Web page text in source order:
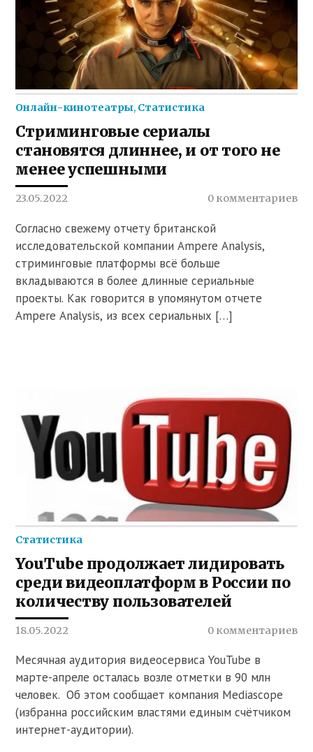
Онлайн-кинотеатры, Статистика
Стриминговые сериалы
становятся длиннее, и от того не
менее успешными
23.05.2022 0 комментариев
Согласно свежему отчету британской
исследовательской компании Ampere Analysis,
стриминговые платформы всё больше
вкладываются в более длинные сериальные
проекты. Как говорится в упомянутом отчете
Ampere Analysis, из всех сериальных […]
Статистика
YouTube продолжает лидировать
среди видеоплатформ в России по
количеству пользователей
18.05.2022 0 комментариев
Месячная аудитория видеосервиса YouTube в
марте-апреле осталась возле отметки в 90 млн
человек. Об этом сообщает компания Mediascope
(избранна российским властями единым счётчиком
интернет-аудитории).